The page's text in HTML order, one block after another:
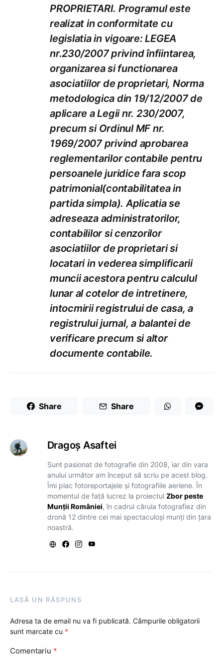
PROPRIETARI. Programul este
realizat in conformitate cu
legislatia in vigoare: LEGEA
nr.230/2007 privind înfiintarea,
organizarea si functionarea
asociatiilor de proprietari, Norma
metodologica din 19/12/2007 de
aplicare a Legii nr. 230/2007,
precum si Ordinul MF nr.
1969/2007 privind aprobarea
reglementarilor contabile pentru
persoanele juridice fara scop
patrimonial(contabilitatea in
partida simpla). Aplicatia se
adreseaza administratorilor,
contabililor si cenzorilor
asociatiilor de proprietari si
locatari in vederea simplificarii
muncii acestora pentru calculul
lunar al cotelor de intretinere,
intocmirii registrului de casa, a
registrului jurnal, a balantei de
verificare precum si altor
documente contabile.
Share Share
Dragoş Asaftei
Sunt pasionat de fotografie din 2008, iar din vara
anului următor am început să scriu pe acest blog.
Îmi plac fotoreportajele și fotografiile aeriene. În
momentul de față lucrez la proiectul Zbor peste
Munții României, în cadrul căruia fotografiez din
dronă 12 dintre cei mai spectaculoși munți din țara
noastră.
LASĂ UN RĂSPUNS
Adresa ta de email nu va fi publicată. Câmpurile obligatorii
sunt marcate cu *
Comentariu *